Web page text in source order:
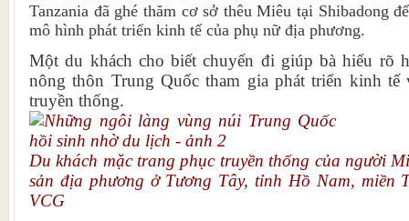
Tanzania đã ghé thăm cơ sở thêu Miêu tại Shibadong
mô hình phát triển kinh tế của phụ nữ địa phương.
Một du khách cho biết chuyến đi giúp bà hiểu rõ
nông thôn Trung Quốc tham gia phát triển kinh tế
truyền thống.
Du khách mặc trang phục truyền thống của người
sản địa phương ở Tương Tây, tỉnh Hồ Nam, miền
VCG